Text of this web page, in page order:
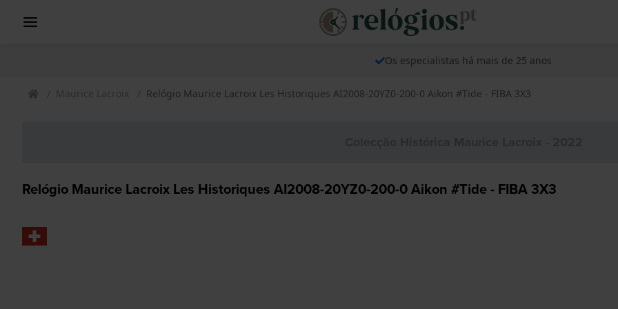
Os especialistas há mais de 25 anos
Maurice Lacroix Relógio Maurice Lacroix Les Historiques AI2008-20YZ0-200-0 Aikon #Tide - FIBA 3X3
Relógio Maurice Lacroix Les Historiques AI2008-20YZ0-200-0 Aikon #Tide - FIBA 3X3